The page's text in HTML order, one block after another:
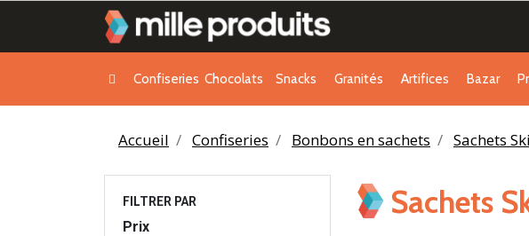
Confiseries Chocolats Snacks Granités Artifices Bazar
Accueil Confiseries Bonbons en sachets Sachets
FILTRER PAR
Prix
Sachets